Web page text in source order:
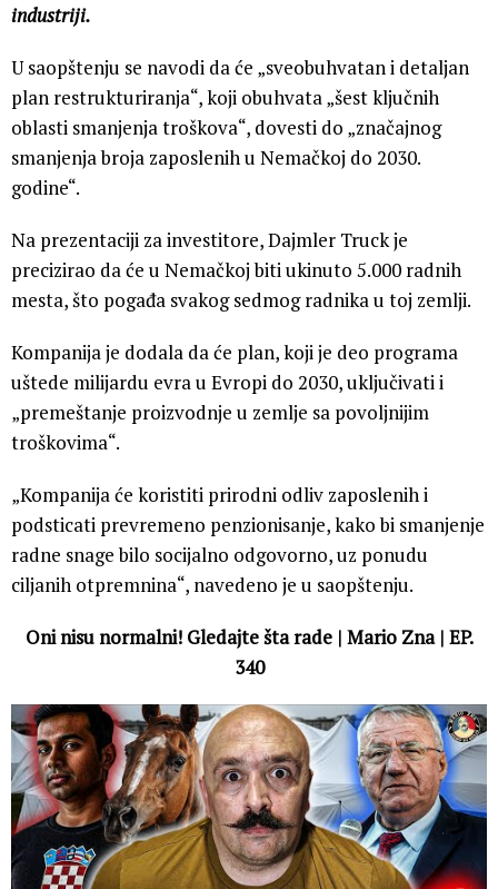
industriji.
U saopštenju se navodi da će „sveobuhvatan i detaljan
plan restrukturiranja“, koji obuhvata „šest ključnih
oblasti smanjenja troškova“, dovesti do „značajnog
smanjenja broja zaposlenih u Nemačkoj do 2030.
godine“.
Na prezentaciji za investitore, Dajmler Truck je
precizirao da će u Nemačkoj biti ukinuto 5.000 radnih
mesta, što pogađa svakog sedmog radnika u toj zemlji.
Kompanija je dodala da će plan, koji je deo programa
uštede milijardu evra u Evropi do 2030, uključivati i
„premeštanje proizvodnje u zemlje sa povoljnijim
troškovima“.
„Kompanija će koristiti prirodni odliv zaposlenih i
podsticati prevremeno penzionisanje, kako bi smanjenje
radne snage bilo socijalno odgovorno, uz ponudu
ciljanih otpremnina“, navedeno je u saopštenju.
Oni nisu normalni! Gledajte šta rade | Mario Zna | EP.
340